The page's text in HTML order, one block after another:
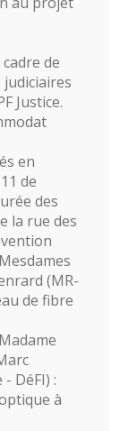
de
Justice.
en
de
des
la rue des
(MR-
de fibre
DéFI) :
à